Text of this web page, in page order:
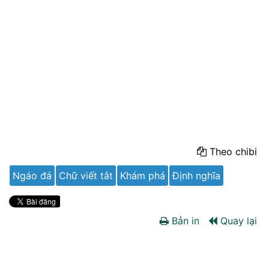
Theo chibi
Ngáo đá
Chữ viết tắt Khám phá Định nghĩa
Bản in Quay lại